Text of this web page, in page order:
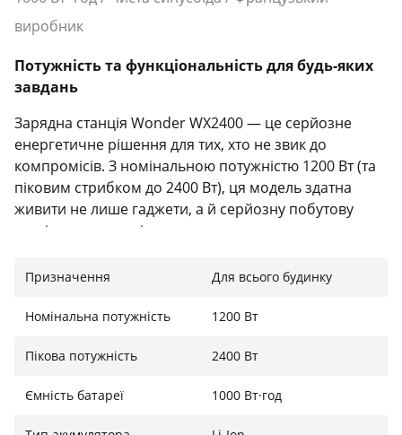
виробник
Потужність та функціональність для будь-яких
завдань
Зарядна станція Wonder WX2400 — це серйозне
енергетичне рішення для тих, хто не звик до
компромісів. З номінальною потужністю 1200 Вт (та
піковим стрибком до 2400 Вт), ця модель здатна
живити не лише гаджети, а й серйозну побутову
техніку та електроінструменти з високими
синусоїди" гарантує безпечну роботу
обладнання та газових котлів до чутливих
Призначення Для всього будинку
Номінальна потужність 1200 Вт
Пікова потужність 2400 Вт
Ємність батареї 1000 Вт·год